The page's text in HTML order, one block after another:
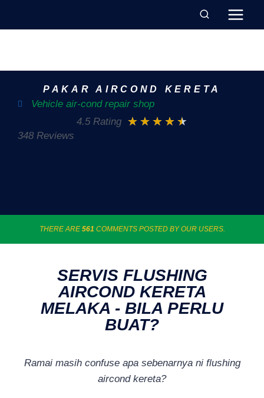
PAKAR AIRCOND KERETA
Vehicle air-cond repair shop
4.5 Rating ★ ★ ★ ★ ★
348 Reviews
THERE ARE 561 COMMENTS POSTED BY OUR USERS.
SERVIS FLUSHING
AIRCOND KERETA
MELAKA - BILA PERLU
BUAT?
Ramai masih confuse apa sebenarnya ni flushing
aircond kereta?